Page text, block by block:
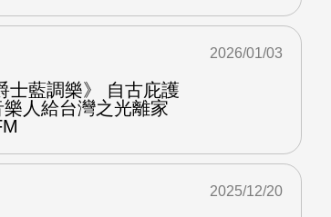
士藍調樂》 自古庇護
人給台灣之光離家
2026/01/03
2025/12/20